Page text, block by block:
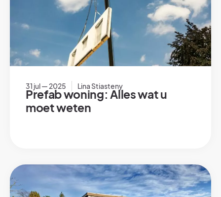
31 jul — 2025 Lina Stiasteny
Prefab woning: Alles wat u
moet weten